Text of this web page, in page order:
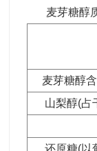
麦芽糖醇质
麦芽糖
山梨
还原